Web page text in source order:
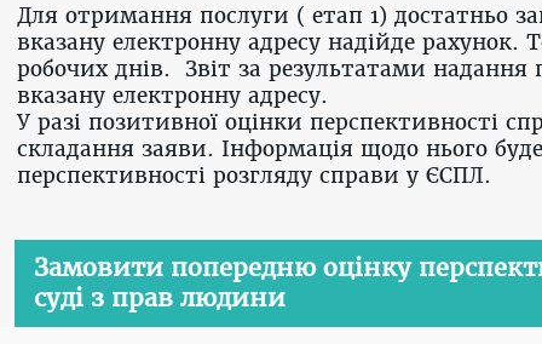
Для отримання послуги ( етап 1) достатньо
вказану електронну адресу надійде рахунок.
робочих днів. Звіт за результатами
вказану електронну адресу.​
У разі позитивної оцінки перспективності
складання заяви. Інформація щодо нього
перспективності розгляду справи у ЄСПЛ.
Замовити попередню оцінку
суді з прав людини